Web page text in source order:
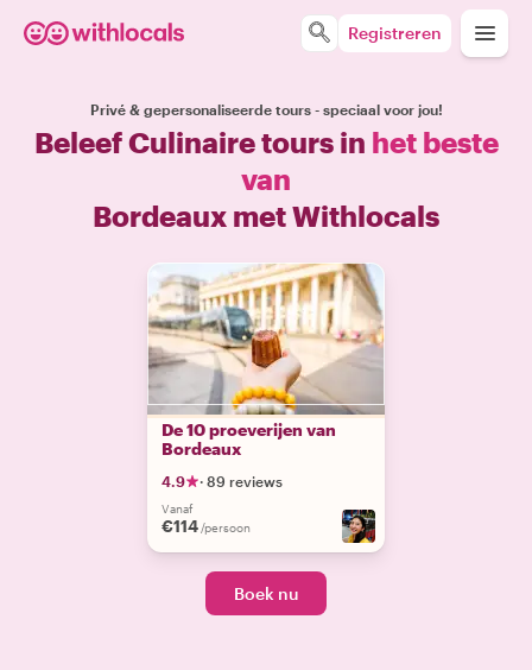
Registreren
Privé & gepersonaliseerde tours - speciaal voor jou!
Beleef Culinaire tours in het beste
van
Bordeaux met Withlocals
De 10 proeverijen van
Bordeaux
4.9 · 89 reviews
Vanaf
€114 /persoon
Boek nu